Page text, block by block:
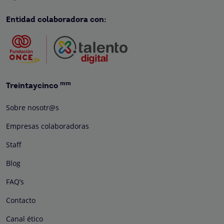
Entidad colaboradora con:
Treintaycinco mm
Sobre nosotr@s
Empresas colaboradoras
Staff
Blog
FAQ’s
Contacto
Canal ético